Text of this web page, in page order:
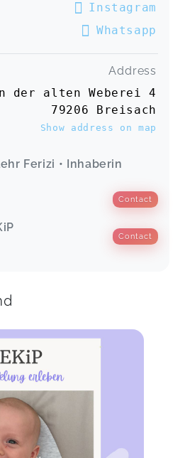
Instagram
Whatsapp
Address
der alten Weberei 4
79206 Breisach
Show address on map
Ferizi • Inhaberin
Contact
Contact